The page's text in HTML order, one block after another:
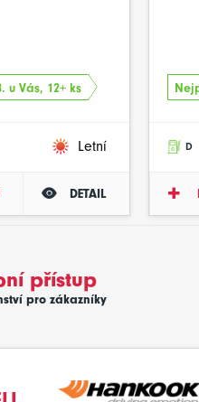
u Vás, 12+ ks
Letní
DETAIL
D
přístup
pro zákazníky